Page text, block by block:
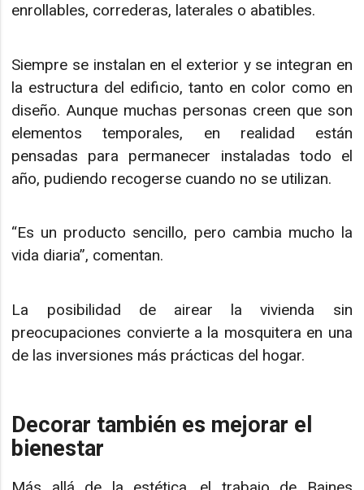
enrollables, correderas, laterales o abatibles.
Siempre se instalan en el exterior y se integran en
la estructura del edificio, tanto en color como en
diseño. Aunque muchas personas creen que son
elementos temporales, en realidad están
pensadas para permanecer instaladas todo el
año, pudiendo recogerse cuando no se utilizan.
“Es un producto sencillo, pero cambia mucho la
vida diaria”, comentan.
La posibilidad de airear la vivienda sin
preocupaciones convierte a la mosquitera en una
de las inversiones más prácticas del hogar.
Decorar también es mejorar el
bienestar